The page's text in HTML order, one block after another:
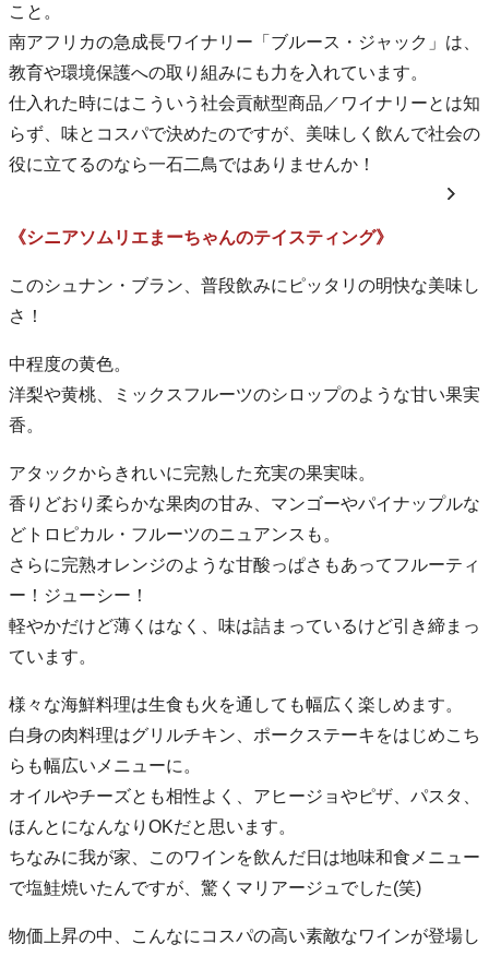
こと。
南アフリカの急成長ワイナリー「ブルース・ジャック」は、
教育や環境保護への取り組みにも力を入れています。
仕入れた時にはこういう社会貢献型商品／ワイナリーとは知
らず、味とコスパで決めたのですが、美味しく飲んで社会の
役に立てるのなら一石二鳥ではありませんか！
《シニアソムリエまーちゃんのテイスティング》
このシュナン・ブラン、普段飲みにピッタリの明快な美味し
さ！
中程度の黄色。
洋梨や黄桃、ミックスフルーツのシロップのような甘い果実
香。
アタックからきれいに完熟した充実の果実味。
香りどおり柔らかな果肉の甘み、マンゴーやパイナップルな
どトロピカル・フルーツのニュアンスも。
さらに完熟オレンジのような甘酸っぱさもあってフルーティ
ー！ジューシー！
軽やかだけど薄くはなく、味は詰まっているけど引き締まっ
ています。
様々な海鮮料理は生食も火を通しても幅広く楽しめます。
白身の肉料理はグリルチキン、ポークステーキをはじめこち
らも幅広いメニューに。
オイルやチーズとも相性よく、アヒージョやピザ、パスタ、
ほんとになんなりOKだと思います。
ちなみに我が家、このワインを飲んだ日は地味和食メニュー
で塩鮭焼いたんですが、驚くマリアージュでした(笑)
物価上昇の中、こんなにコスパの高い素敵なワインが登場し